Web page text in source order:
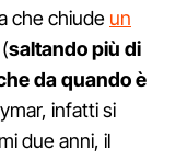
che chiude un
(saltando più di
da quando è
infatti si
due anni, il